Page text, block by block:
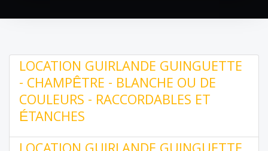
LOCATION GUIRLANDE GUINGUETTE
- CHAMPÊTRE - BLANCHE OU DE
COULEURS - RACCORDABLES ET
ÉTANCHES